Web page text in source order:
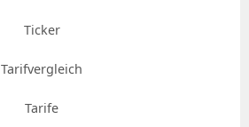
Ticker
Tarifvergleich
Tarife